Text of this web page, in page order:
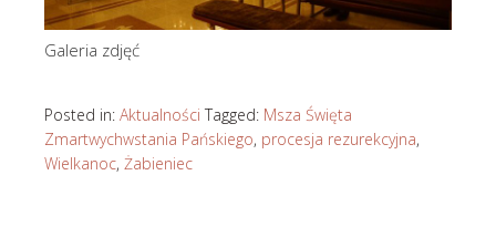
Galeria zdjęć
Posted in: Aktualności Tagged: Msza Święta
Zmartwychwstania Pańskiego, procesja rezurekcyjna,
Wielkanoc, Żabieniec